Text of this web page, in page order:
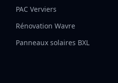
PAC Verviers
Rénovation Wavre
Panneaux solaires BXL